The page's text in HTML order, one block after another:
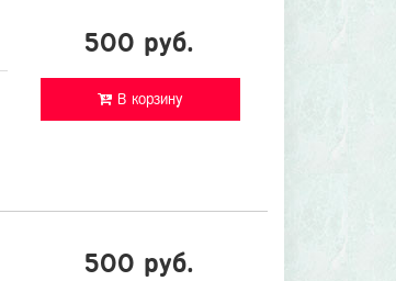
500 руб.
В корзину
500 руб.